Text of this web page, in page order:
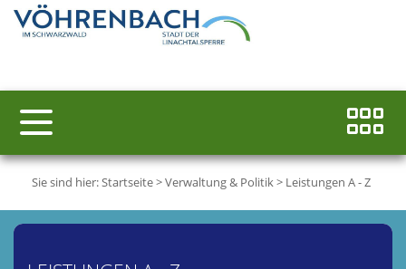
Sie sind hier:Startseite>Verwaltung & Politik> Leistungen A - Z